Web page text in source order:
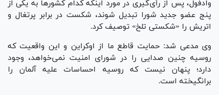
وادفول، پس از رأی‌گیری در مورد اینکه کدام کشور‌ها به یکی از
پنج عضو جدید شورا تبدیل شوند، شکست در برابر پرتغال و
اتریش را «شکستی تلخ» توصیف کرد.
وی مدعی شد: حمایت قاطع ما از اوکراین و این واقعیت که
روسیه چنین صدایی را در شورای امنیت نمی‌خواهد، وجود
دارد؛ پنهان نیست که روسیه احساسات علیه آلمان را
برانگیخته است.